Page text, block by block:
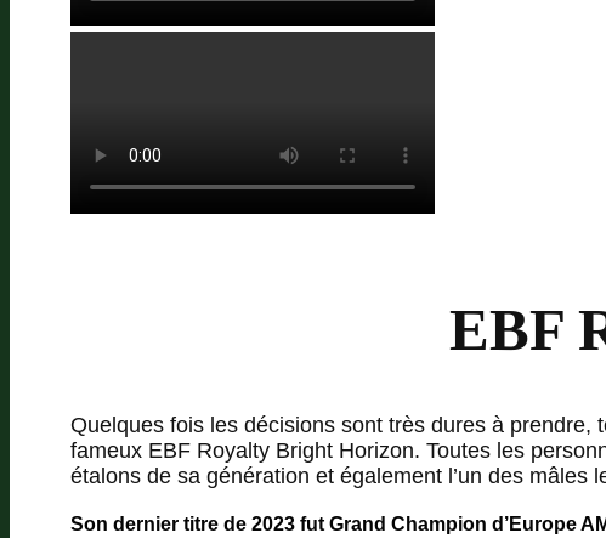
EBF
Quelques fois les décisions sont très dures à
fameux EBF Royalty Bright Horizon. Toutes les
étalons de sa génération et également l’un des mâles
Son dernier titre de 2023 fut Grand Champion d’Europe